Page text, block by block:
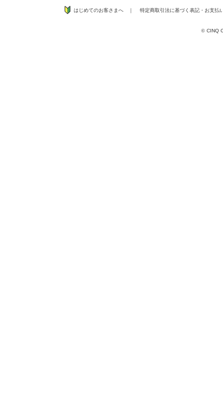
はじめてのお客さまへ ｜ 特定商取引法に基づく表記 ・ お支払
© CINQ